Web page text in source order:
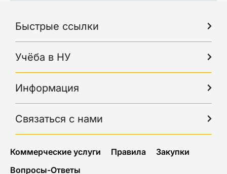
Быстрые ссылки
Учёба в НУ
Информация
Связаться с нами
Коммерческие услуги Правила
Закупки
Вопросы-Ответы